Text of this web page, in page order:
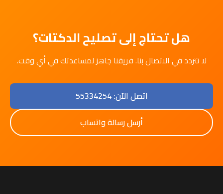
هل تحتاج إلى تصليح الدكتات؟
لا تتردد في الاتصال بنا. فريقنا جاهز لمساعدتك في أي وقت.
اتصل الآن: 55334254
أرسل رسالة واتساب